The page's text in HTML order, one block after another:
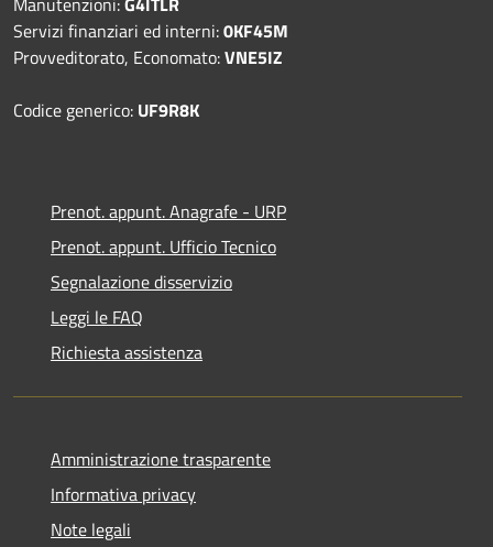
Servizi finanziari ed interni:0KF45M
Provveditorato, Economato:VNE5IZ
Codice generico: UF9R8K
Prenot. appunt. Anagrafe - URP
Prenot. appunt. Ufficio Tecnico
Segnalazione disservizio
Leggi le FAQ
Richiesta assistenza
Amministrazione trasparente
Informativa privacy
Note legali